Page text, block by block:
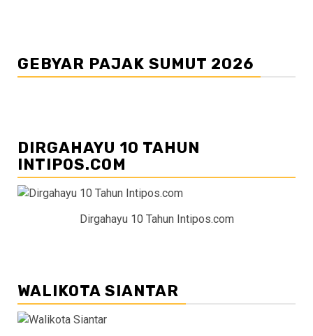
GEBYAR PAJAK SUMUT 2026
DIRGAHAYU 10 TAHUN
INTIPOS.COM
Dirgahayu 10 Tahun Intipos.com
WALIKOTA SIANTAR